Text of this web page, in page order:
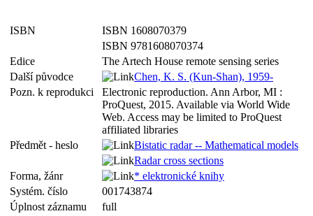
ISBN
ISBN 1608070379
ISBN 9781608070374
Edice
The Artech House remote sensing series
Další původce
Chen, K. S. (Kun-Shan), 1959-
Pozn. k reprodukci
Electronic reproduction. Ann Arbor, MI :
ProQuest, 2015. Available via World Wide
Web. Access may be limited to ProQuest
affiliated libraries
Předmět - heslo
Bistatic radar -- Mathematical models
Radar cross sections
Forma, žánr
* elektronické knihy
Systém. číslo
001743874
Úplnost záznamu
full